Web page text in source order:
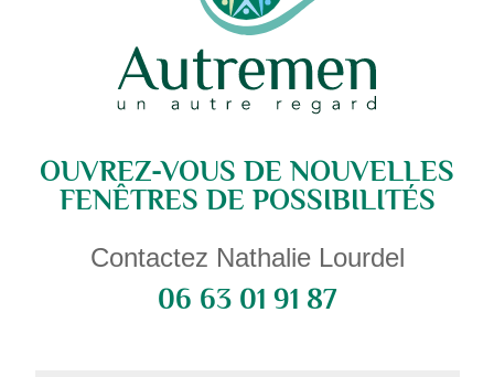
OUVREZ-VOUS DE NOUVELLES
FENÊTRES DE POSSIBILITÉS
Contactez Nathalie Lourdel
06 63 01 91 87